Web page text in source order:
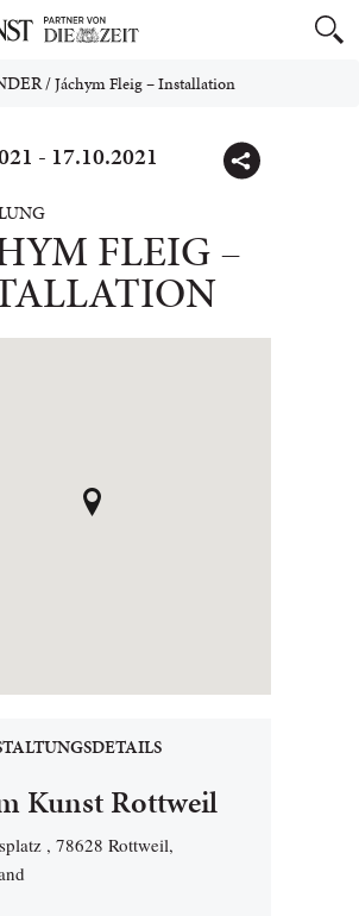
/Jáchym Fleig – Installation
- 17.10.2021
FLEIG –
Kunst Rottweil
, 78628 Rottweil,